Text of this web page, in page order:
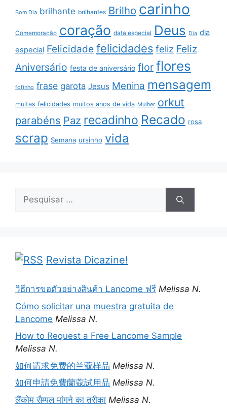
Bom Dia brilhante brilhantes Brilho carinho
Comemoração coração data especial Deus Dia dia
especial Felicidade felicidades feliz Feliz
Aniversário festa de aniversário flor flores
fofinho frase garota Jesus Menina mensagem
muitas felicidades muitos anos de vida Mulher orkut
parabéns Paz recadinho Recado rosa
scrap Semana ursinho vida
Pesquisar
Revista Dicazine!
วิธีการขอตัวอย่างสินค้า Lancome ฟรี Melissa N.
Cómo solicitar una muestra gratuita de
Lancome Melissa N.
How to Request a Free Lancome Sample
Melissa N.
如何请求免费的兰蔻样品 Melissa N.
如何申請免費蘭蔻試用品 Melissa N.
लैंकोम सैम्पल मांगने का तरीका Melissa N.